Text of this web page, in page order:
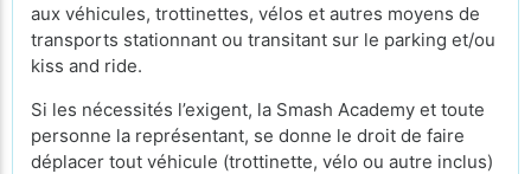
aux véhicules, trottinettes, vélos et autres moyens de
transports stationnant ou transitant sur le parking et/ou
kiss and ride.
Si les nécessités l’exigent, la Smash Academy et toute
personne la représentant, se donne le droit de faire
déplacer tout véhicule (trottinette, vélo ou autre inclus)